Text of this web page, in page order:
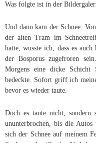
Was folgte ist in der
Und dann kam der Schnee.
der alten Tram im
hatte, wusste ich, dass es
der Bosporus zugefroren
Morgens eine dicke Schicht
bedeckte. Sofort griff ich
bevor es wieder taute.
Doch es taute nicht, sondern
ununterbrochen, bis die Autos
sich der Schnee auf meinem